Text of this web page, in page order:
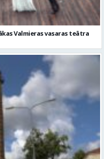
centram – kā attīstīsies